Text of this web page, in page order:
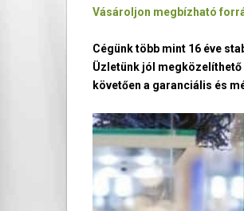
Vásároljon megbízható
Cégünk több mint 16 éve
Üzletünk jól
követően a garanciális és